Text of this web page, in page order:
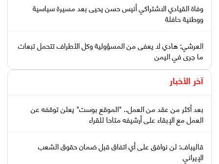
وفاة القيادي الاشتراكي أنيس حسن يحيى بعد مسيرة سياسية
ووطنية حافلة
العرشي: هادي لا يعفى من المسؤولية وكل الأطراف تتحمل تبعات
ما جرى في اليمن
آخر الأخبار
بعد أكثر من عقد من العمل.. "الموقع بوست" يعلن توقفه عن
العمل مع الإبقاء على أرشيفه متاحا للقراء
قاليباف: لن نوافق على أي اتفاق قبل ضمان حقوق الشعب
الإيراني